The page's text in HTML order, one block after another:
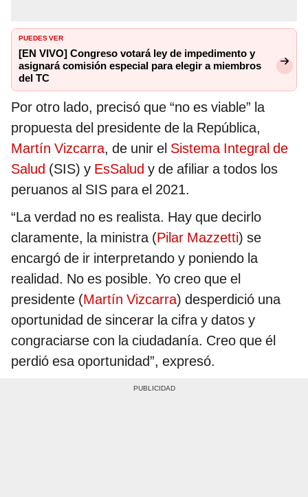
PUEDES VER
[EN VIVO] Congreso votará ley de impedimento y
asignará comisión especial para elegir a miembros
del TC
Por otro lado, precisó que “no es viable” la
propuesta del presidente de la República,
Martín Vizcarra, de unir el Sistema Integral de
Salud (SIS) y EsSalud y de afiliar a todos los
peruanos al SIS para el 2021.
“La verdad no es realista. Hay que decirlo
claramente, la ministra (Pilar Mazzetti) se
encargó de ir interpretando y poniendo la
realidad. No es posible. Yo creo que el
presidente (Martín Vizcarra) desperdició una
oportunidad de sincerar la cifra y datos y
congraciarse con la ciudadanía. Creo que él
perdió esa oportunidad”, expresó.